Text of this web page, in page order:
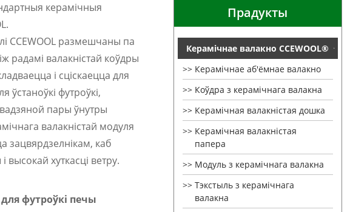
Прадукты
Керамічнае валакно CCEWOOL®
Керамічнае аб'ёмнае валакно
Коўдра з керамічнага валакна
Керамічная валакністая дошка
Керамічная валакністая
папера
Модуль з керамічнага валакна
Тэкстыль з керамічнага
валакна
керамічныя
CCEWOOL размешчаны па
радамі валакністай коўдры
і сціскаецца для
ўстаноўкі футроўкі,
пары ўнутры
валакністай модуля
зацвярдзелнікам, каб
высокай хуткасці ветру.
футроўкі печы